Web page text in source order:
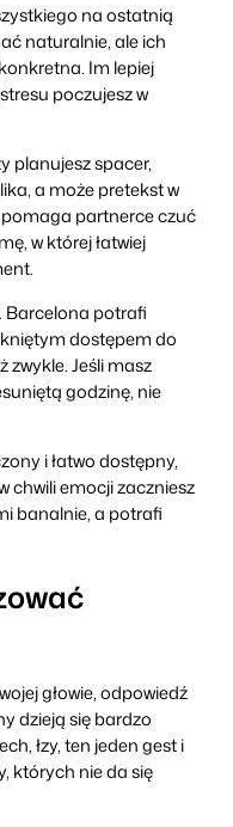
na ostatnią
naturalnie, ale ich
Im lepiej
poczujesz w
planujesz spacer,
a może pretekst w
pomaga partnerce czuć
w której łatwiej
Barcelona potrafi
dostępem do
zwykle. Jeśli masz
godzinę, nie
i łatwo dostępny,
chwili emocji zaczniesz
banalnie, a potrafi
głowie, odpowiedź
dzieją się bardzo
łzy, ten jeden gest i
których nie da się